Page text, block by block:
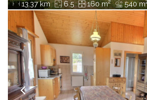
13.37 km 6.5 160 m2 540 m